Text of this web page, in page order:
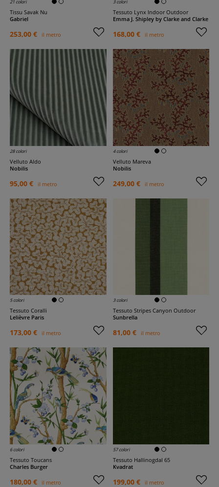
21 colori
Tissu Savak Nu
Gabriel
253,00 € il metro
3 colori
Tessuto Lynx Indoor Outdoor
Emma J. Shipley by Clarke and Clarke
168,00 € il metro
28 colori
Velluto Aldo
Nobilis
95,00 € il metro
4 colori
Velluto Mareva
Nobilis
249,00 € il metro
5 colori
Tessuto Coralli
Lelièvre Paris
173,00 € il metro
3 colori
Tessuto Stripes Canyon Outdoor
Sunbrella
81,00 € il metro
6 colori
Tessuto Toucans
Charles Burger
180,00 € il metro
57 colori
Tessuto Hallinogdal 65
Kvadrat
199,00 € il metro